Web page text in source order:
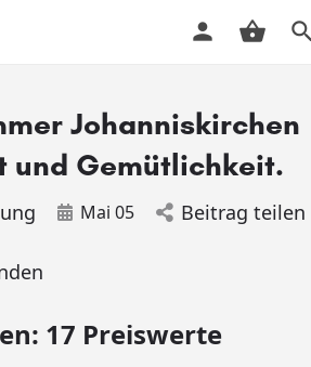
Johanniskirchen
und Gemütlichkeit.
Mai 05 Beitrag teilen
17 Preiswerte